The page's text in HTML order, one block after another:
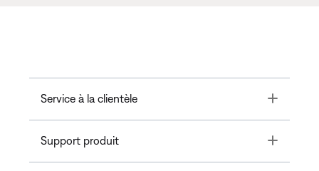
Service à la clientèle Toggle
Support produit Toggle